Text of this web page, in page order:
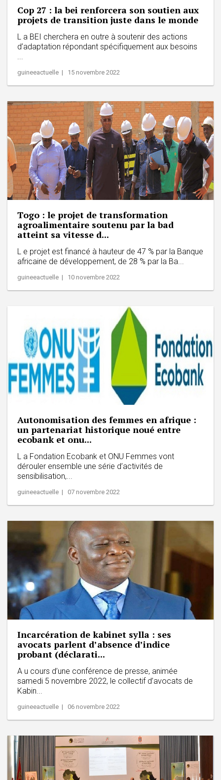
Cop 27 : la bei renforcera son soutien aux
projets de transition juste dans le monde
L a BEI cherchera en outre à soutenir des actions
d’adaptation répondant spécifiquement aux besoins
...
guineeactuelle | 15 novembre 2022
Togo : le projet de transformation
agroalimentaire soutenu par la bad
atteint sa vitesse d...
L e projet est financé à hauteur de 47 % par la Banque
africaine de développement, de 28 % par la Ba...
guineeactuelle | 10 novembre 2022
Autonomisation des femmes en afrique :
un partenariat historique noué entre
ecobank et onu...
L a Fondation Ecobank et ONU Femmes vont
dérouler ensemble une série d’activités de
sensibilisation,...
guineeactuelle | 07 novembre 2022
Incarcération de kabinet sylla : ses
avocats parlent d’absence d’indice
probant (déclarati...
A u cours d’une conférence de presse, animée
samedi 5 novembre 2022, le collectif d’avocats de
Kabin...
guineeactuelle | 06 novembre 2022